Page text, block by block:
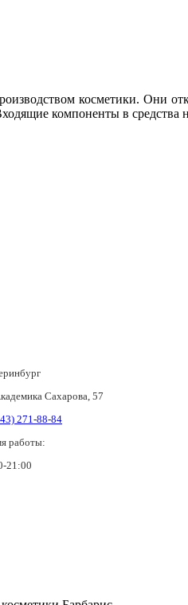
косметики. Они
компоненты в средства
Сахарова, 57
271-88-84
работы:
21:00